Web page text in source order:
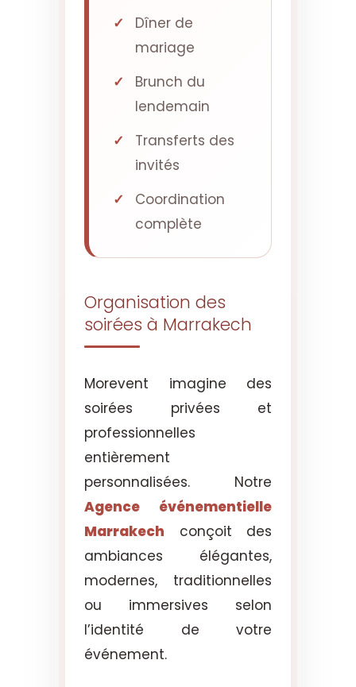
Dîner de
mariage
Brunch du
lendemain
Transferts des
invités
Coordination
complète
Organisation des
soirées à Marrakech
Morevent imagine des
soirées privées et
professionnelles
entièrement
personnalisées. Notre
Agence événementielle
Marrakech conçoit des
ambiances élégantes,
modernes, traditionnelles
ou immersives selon
l’identité de votre
événement.